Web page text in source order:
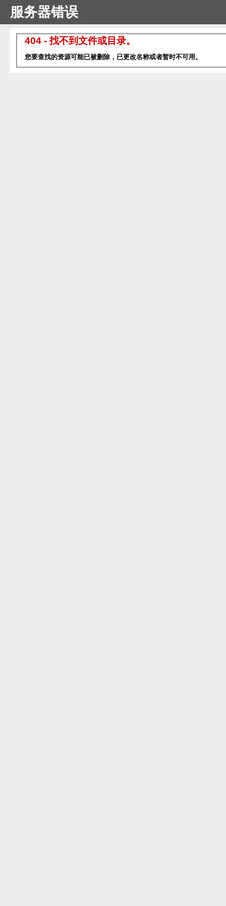
服务器错误
404 - 找不到文件或目录。
您要查找的资源可能已被删除，已更改名称或者暂时不可用。